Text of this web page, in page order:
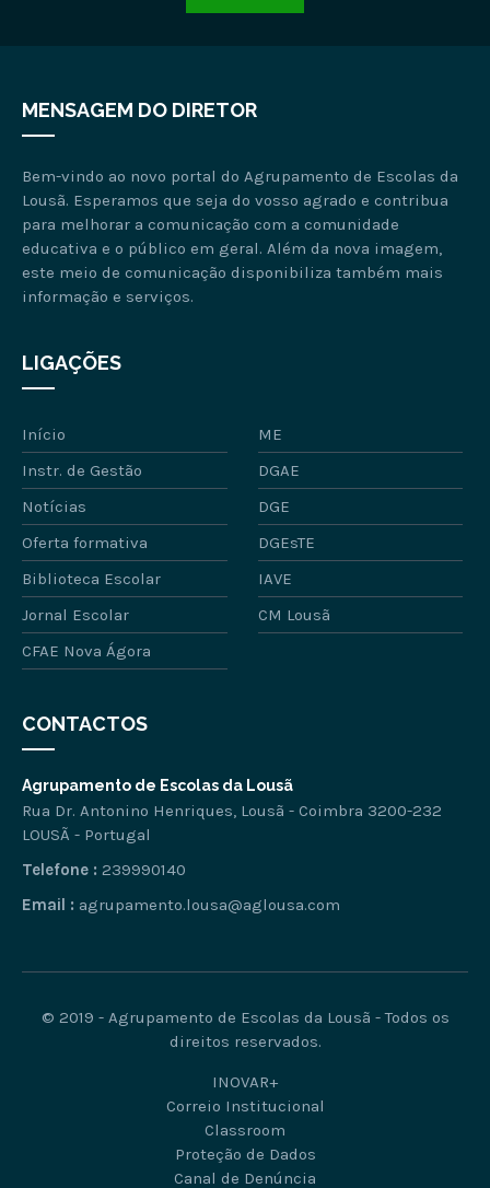
MENSAGEM DO DIRETOR
Bem-vindo ao novo portal do Agrupamento de Escolas da
Lousã. Esperamos que seja do vosso agrado e contribua
para melhorar a comunicação com a comunidade
educativa e o público em geral. Além da nova imagem,
este meio de comunicação disponibiliza também mais
informação e serviços.
LIGAÇÕES
Início
ME
Instr. de Gestão
DGAE
Notícias
DGE
Oferta formativa
DGEsTE
Biblioteca Escolar
IAVE
Jornal Escolar
CM Lousã
CFAE Nova Ágora
CONTACTOS
Agrupamento de Escolas da Lousã
Rua Dr. Antonino Henriques, Lousã - Coimbra 3200-232
LOUSÃ - Portugal
Telefone : 239990140
Email : agrupamento.lousa@aglousa.com
© 2019 - Agrupamento de Escolas da Lousã - Todos os
direitos reservados.
INOVAR+
Correio Institucional
Classroom
Proteção de Dados
Canal de Denúncia